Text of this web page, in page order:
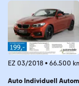
EZ 03/2018• 66.500
Auto Individuell